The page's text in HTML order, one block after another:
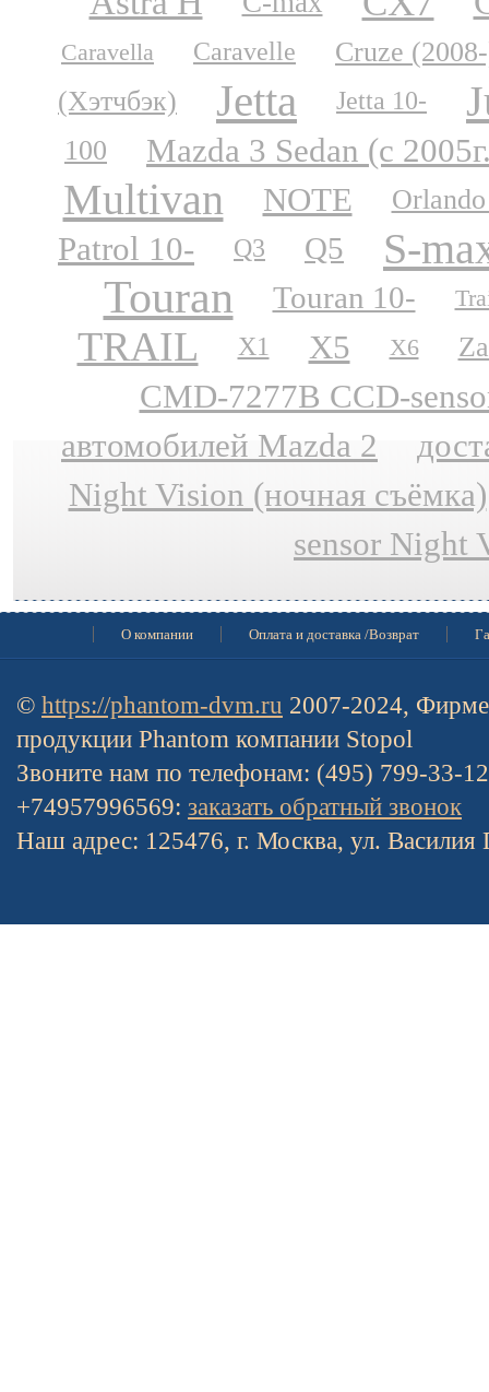
Caravella Caravelle
Cruze
(Хэтчбэк)
Jetta Jetta 10-
100 Mazda 3 Sedan (с
Multivan NOTE
Patrol 10- Q3 Q5 S-
Touran Touran 10-
TRAIL X1 X5 X6
CMD-7277B CCD-
автомобилей Mazda 2
Night Vision (ночная съёмка)
sensor Night
О компании Оплата и доставка /Возврат
© https://phantom-dvm.ru 2007-2024,
продукции Phantom компании Stopol
Звоните нам по телефонам: (495) 799-33-
+74957996569: заказать обратный звонок
Наш адрес: 125476, г. Москва, ул. Василия